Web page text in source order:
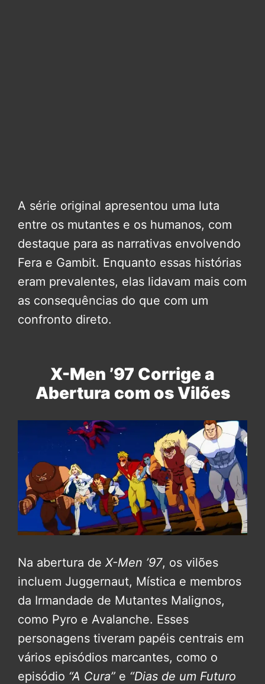
A série original apresentou uma luta
entre os mutantes e os humanos, com
destaque para as narrativas envolvendo
Fera e Gambit. Enquanto essas histórias
eram prevalentes, elas lidavam mais com
as consequências do que com um
confronto direto.
X-Men ’97 Corrige a
Abertura com os Vilões
Na abertura de X-Men ’97, os vilões
incluem Juggernaut, Mística e membros
da Irmandade de Mutantes Malignos,
como Pyro e Avalanche. Esses
personagens tiveram papéis centrais em
vários episódios marcantes, como o
episódio “A Cura” e “Dias de um Futuro